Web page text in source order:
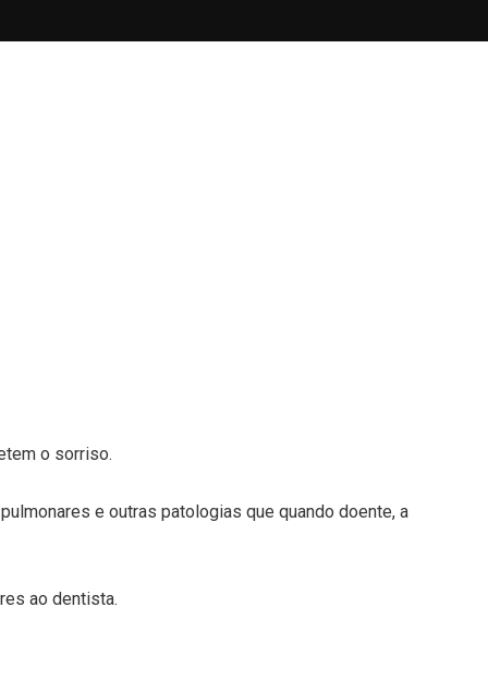
o sorriso.
e outras patologias que quando doente, a
ao dentista.